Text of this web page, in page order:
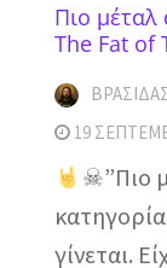
Πιο
The Fat of
19
☠”Πιο
γίνεται.